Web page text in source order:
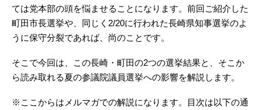
ては党本部の頭を悩ませることになります。前回ご紹介した
町田市長選挙や、同じく2/20に行われた長崎県知事選挙のよ
うに保守分裂であれば、尚のことです。
そこで今回は、この長崎・町田の2つの選挙結果と、そこか
ら読み取れる夏の参議院議員選挙への影響を解説します。
※ここからはメルマガでの解説になります。目次は以下の通